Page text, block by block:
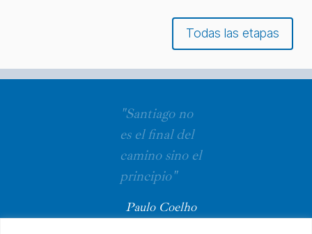
Todas las etapas
"Santiago no
es el final del
camino sino el
principio"
Paulo Coelho